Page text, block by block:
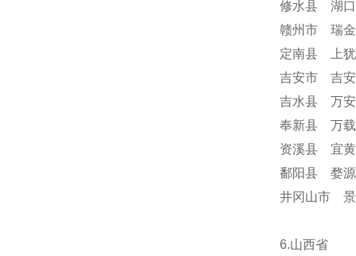
修水县 湖
赣州市 瑞
定南县 上
吉安市 吉
吉水县 万
奉新县 万
资溪县 宜
鄱阳县 婺
井冈山市
6.山西省